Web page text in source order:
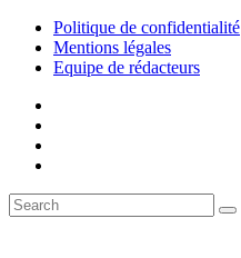
Politique de confidentialité
Mentions légales
Equipe de rédacteurs